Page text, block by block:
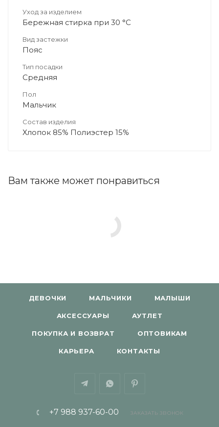
Уход за изделием
Бережная стирка при 30 °C
Вид застежки
Пояс
Тип посадки
Средняя
Пол
Мальчик
Состав изделия
Хлопок 85% Полиэстер 15%
Вам также может понравиться
ДЕВОЧКИ МАЛЬЧИКИ МАЛЫШИ
АКСЕССУАРЫ АУТЛЕТ
ПОКУПКА И ВОЗВРАТ ОПТОВИКАМ
КАРЬЕРА КОНТАКТЫ
+7 988 937-60-00 ЗАКАЗАТЬ ЗВОНОК